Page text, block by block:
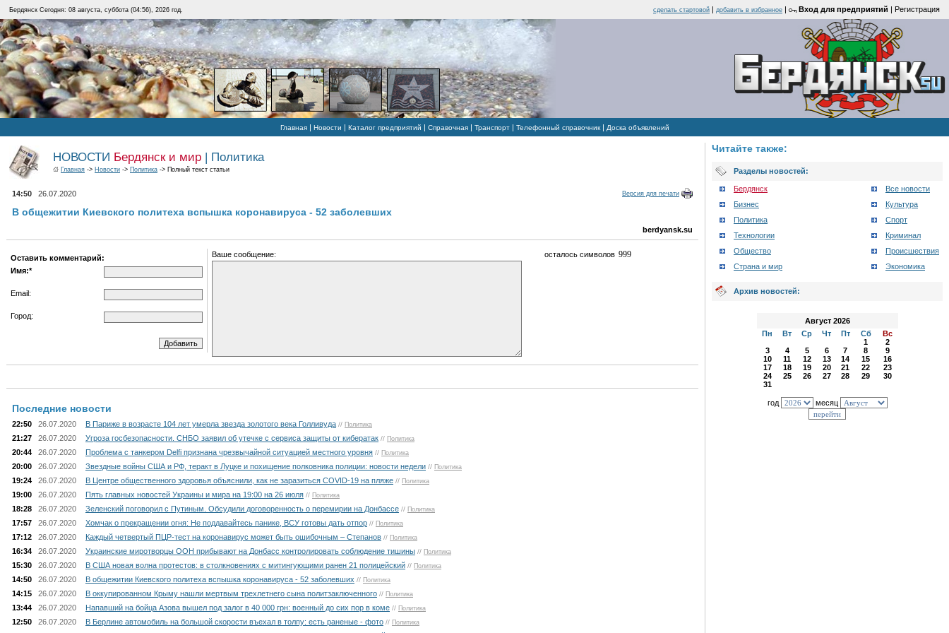
Бердянск Сегодня: 08 августа, суббота (04:56), 2026 год. cделать стартовой | добавить в избранное | Вход для предприятий | Регистрация
Главная| Новости | Каталог предприятий | Справочная| Транспорт| Телефонный справочник| Доска объявлений
НОВОСТИ Бердянск и мир | Политика
Главная -> Новости -> Политика -> Полный текст статьи
14:50 26.07.2020 Версия для печати
В общежитии Киевского политеха вспышка коронавируса - 52 заболевших
berdyansk.su
Оставить комментарий: Ваше сообщение:
осталось символов
Имя:*
Email:
Город:
Последние новости
22:50 26.07.2020 В Париже в возрасте 104 лет умерла звезда золотого века Голливуда // Политика
21:27 26.07.2020 Угроза госбезопасности. СНБО заявил об утечке с сервиса защиты от кибератак // Политика
20:44 26.07.2020 Проблема с танкером Delfi признана чрезвычайной ситуацией местного уровня // Политика
20:00 26.07.2020 Звездные войны США и РФ, теракт в Луцке и похищение полковника полиции: новости недели // Политика
19:24 26.07.2020 В Центре общественного здоровья объяснили, как не заразиться COVID-19 на пляже // Политика
19:00 26.07.2020 Пять главных новостей Украины и мира на 19:00 на 26 июля // Политика
18:28 26.07.2020 Зеленский поговорил с Путиным. Обсудили договоренность о перемирии на Донбассе // Политика
17:57 26.07.2020 Хомчак о прекращении огня: Не поддавайтесь панике, ВСУ готовы дать отпор // Политика
17:12 26.07.2020 Каждый четвертый ПЦР-тест на коронавирус может быть ошибочным – Степанов // Политика
16:34 26.07.2020 Украинские миротворцы ООН прибывают на Донбасс контролировать соблюдение тишины // Политика
15:30 26.07.2020 В США новая волна протестов: в столкновениях с митингующими ранен 21 полицейский // Политика
14:50 26.07.2020 В общежитии Киевского политеха вспышка коронавируса - 52 заболевших // Политика
14:15 26.07.2020 В оккупированном Крыму нашли мертвым трехлетнего сына политзаключенного // Политика
13:44 26.07.2020 Напавший на бойца Азова вышел под залог в 40 000 грн: военный до сих пор в коме // Политика
12:50 26.07.2020 В Берлине автомобиль на большой скорости въехал в толпу: есть раненые - фото // Политика
Читайте также:
Разделы новостей:
Бердянск
Все новости
Бизнес
Культура
Политика
Спорт
Технологии
Криминал
Общество
Происшествия
Страна и мир
Экономика
Архив новостей:
Август 2026
Пн
Вт Ср Чт Пт Сб
Вс
1
2
3
4 5 6 7 8
9
10
11 12 13 14 15
16
17
18 19 20 21 22
23
24
25 26 27 28 29
30
31
год месяц